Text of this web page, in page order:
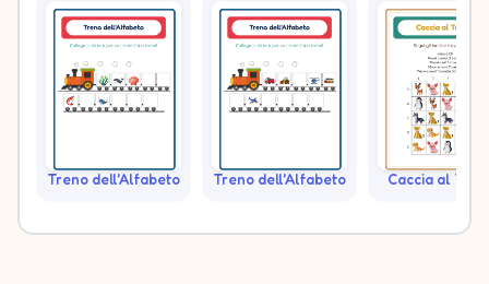
Treno dell'Alfabeto Treno dell'Alfabeto Caccia al